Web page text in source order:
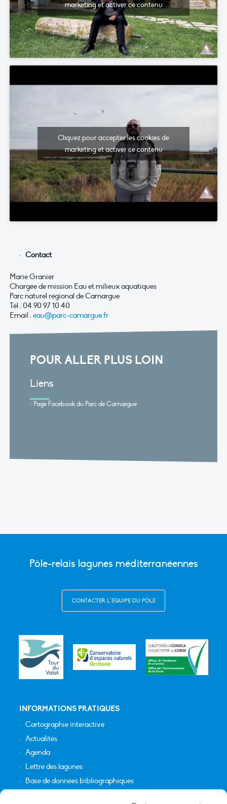
marketing et activer ce contenu
Cliquez pour accepter les cookies de
marketing et activer ce contenu
Contact
Marie Granier
Chargée de mission Eau et milieux aquatiques
Parc naturel régional de Camargue
Tél : 04 90 97 10 40
Email :eau@parc-camargue.fr
POUR ALLER PLUS LOIN
Liens
Page Facebook du Parc de Camargue
Pôle-relais lagunes méditerranéennes
CONTACTER L’ÉQUIPE DU PÔLE
INFORMATIONS PRATIQUES
Cartographie interactive
Actualités
Agenda
Lettre des lagunes
Base de données bibliographiques